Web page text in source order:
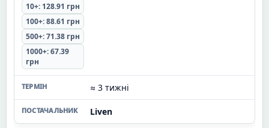
10+: 128.91 грн
100+: 88.61 грн
500+: 71.38 грн
1000+: 67.39
грн
≈ 3 тижні
Liven